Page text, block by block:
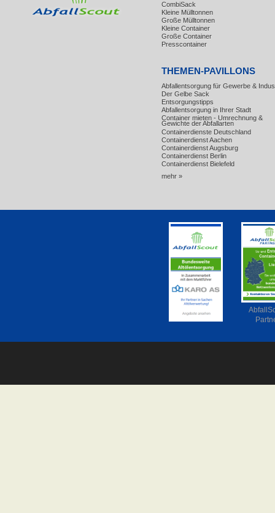
CombiSack
Kleine Mülltonnen
Große Mülltonnen
Kleine Container
Große Container
Presscontainer
THEMEN-PAVILLONS
Abfallentsorgung für Gewerbe &
Der Gelbe Sack
Entsorgungstipps
Abfallentsorgung in Ihrer Stadt
Container mieten - Umrechnung &
Gewichte der Abfallarten
Containerdienste Deutschland
Containerdienst Aachen
Containerdienst Augsburg
Containerdienst Berlin
Containerdienst Bielefeld
mehr »